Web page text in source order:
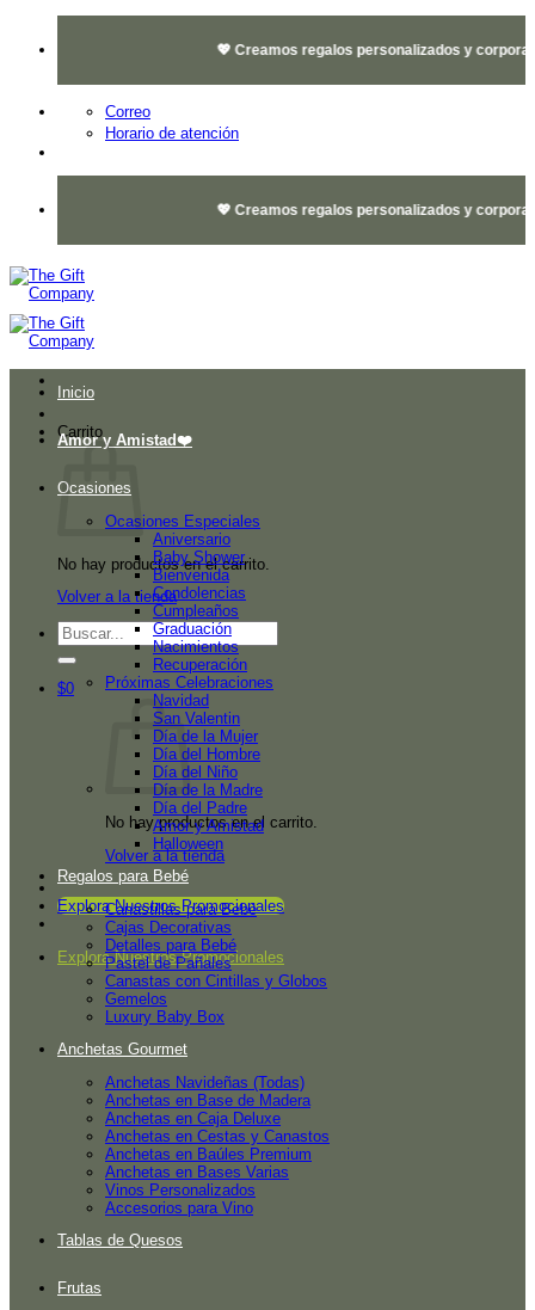
💖 Creamos regalos personalizados y
Correo
Horario de atención
💖 Creamos regalos personalizados y
Carrito
No hay productos en el carrito.
Volver a la tienda
Buscar
por:
$0
No hay productos en el carrito.
Volver a la tienda
Explora Nuestros Promocionales
Explora Nuestros Promocionales
Inicio
Amor y Amistad❤️
Ocasiones
Ocasiones Especiales
Aniversario
Baby Shower
Bienvenida
Condolencias
Cumpleaños
Graduación
Nacimientos
Recuperación
Próximas Celebraciones
Navidad
San Valentin
Día de la Mujer
Día del Hombre
Día del Niño
Día de la Madre
Día del Padre
Amor y Amistad
Halloween
Regalos para Bebé
Canastillas para Bebé
Cajas Decorativas
Detalles para Bebé
Pastel de Pañales
Canastas con Cintillas y Globos
Gemelos
Luxury Baby Box
Anchetas Gourmet
Anchetas Navideñas (Todas)
Anchetas en Base de Madera
Anchetas en Caja Deluxe
Anchetas en Cestas y Canastos
Anchetas en Baúles Premium
Anchetas en Bases Varias
Vinos Personalizados
Accesorios para Vino
Tablas de Quesos
Frutas